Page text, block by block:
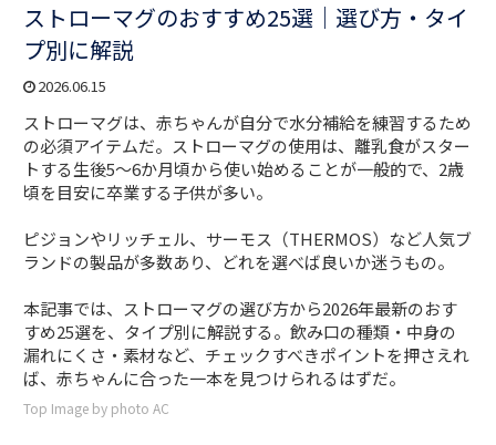
ストローマグのおすすめ25選｜選び方・タイ
プ別に解説
2026.06.15
ストローマグは、赤ちゃんが自分で水分補給を練習するため
の必須アイテムだ。ストローマグの使用は、離乳食がスター
トする生後5〜6か月頃から使い始めることが一般的で、2歳
頃を目安に卒業する子供が多い。
ピジョンやリッチェル、サーモス（THERMOS）など人気ブ
ランドの製品が多数あり、どれを選べば良いか迷うもの。
本記事では、ストローマグの選び方から2026年最新のおす
すめ25選を、タイプ別に解説する。飲み口の種類・中身の
漏れにくさ・素材など、チェックすべきポイントを押さえれ
ば、赤ちゃんに合った一本を見つけられるはずだ。
Top Image by photo AC